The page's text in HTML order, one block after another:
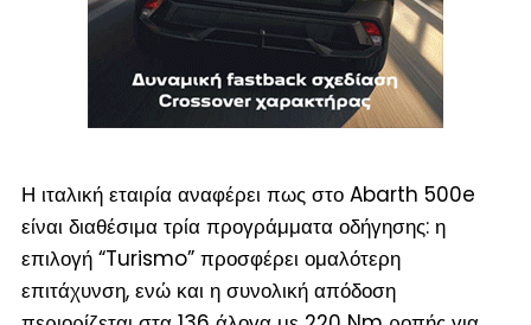
Η ιταλική εταιρία αναφέρει πως στο Abarth 500e
είναι διαθέσιμα τρία προγράμματα οδήγησης: η
επιλογή “Turismo” προσφέρει ομαλότερη
επιτάχυνση, ενώ και η συνολική απόδοση